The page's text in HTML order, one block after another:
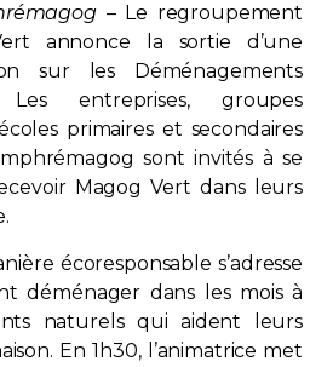
– Le regroupement
annonce la sortie d’une
sur les Déménagements
entreprises, groupes
primaires et secondaires
sont invités à se
Magog Vert dans leurs
écoresponsable s’adresse
déménager dans les mois à
naturels qui aident leurs
En 1h30, l’animatrice met